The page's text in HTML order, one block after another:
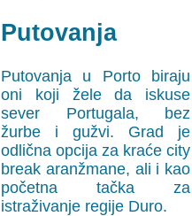
Putovanja
Putovanja u Porto biraju
oni koji žele da iskuse
sever Portugala, bez
žurbe i gužvi. Grad je
odlična opcija za kraće city
break aranžmane, ali i kao
početna tačka za
istraživanje regije Duro.